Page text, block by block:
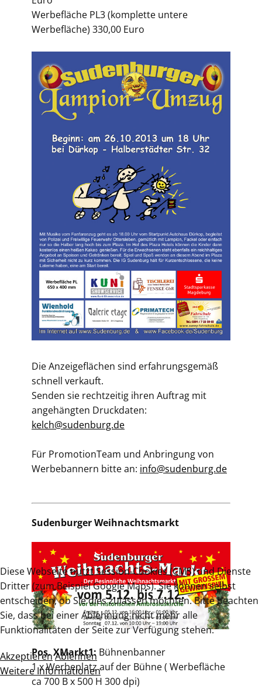
Werbefläche PL3 (komplette untere
Werbefläche) 330,00 Euro
Die Anzeigeflächen sind erfahrungsgemäß
schnell verkauft.
Senden sie rechtzeitig ihren Auftrag mit
angehängten Druckdaten:
kelch@sudenburg.de
Für PromotionTeam und Anbringung von
Werbebannern bitte an: info@sudenburg.de
Sudenburger Weihnachtsmarkt
Pos. XMarkt1: Bühnenbanner
1 x Werbeplatz auf der Bühne ( Werbefläche
ca 700 B x 500 H 300 dpi)
Diese Webseite nutzt Session-Cookies (CMS) und Dienste
Dritter (zum Beispiel Google Maps). Sie können selbst
entscheiden, ob Sie dies zulassen möchten. Bitte beachten
Sie, dass bei einer Ablehnung nicht mehr alle
Funktionalitäten der Seite zur Verfügung stehen.
Akzeptieren Ablehnen
Weitere Informationen